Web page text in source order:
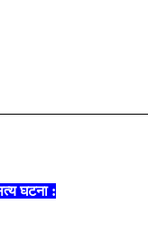
घटना :